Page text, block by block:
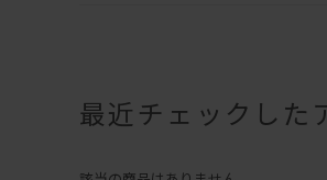
最近チェックした